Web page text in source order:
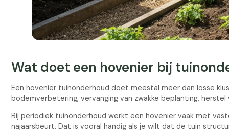
Wat doet een hovenier bij
Een hovenier tuinonderhoud doet meestal meer dan losse
bodemverbetering, vervanging van zwakke beplanting,
Bij periodiek tuinonderhoud werkt een hovenier vaak met
najaarsbeurt. Dat is vooral handig als je wilt dat de tuin